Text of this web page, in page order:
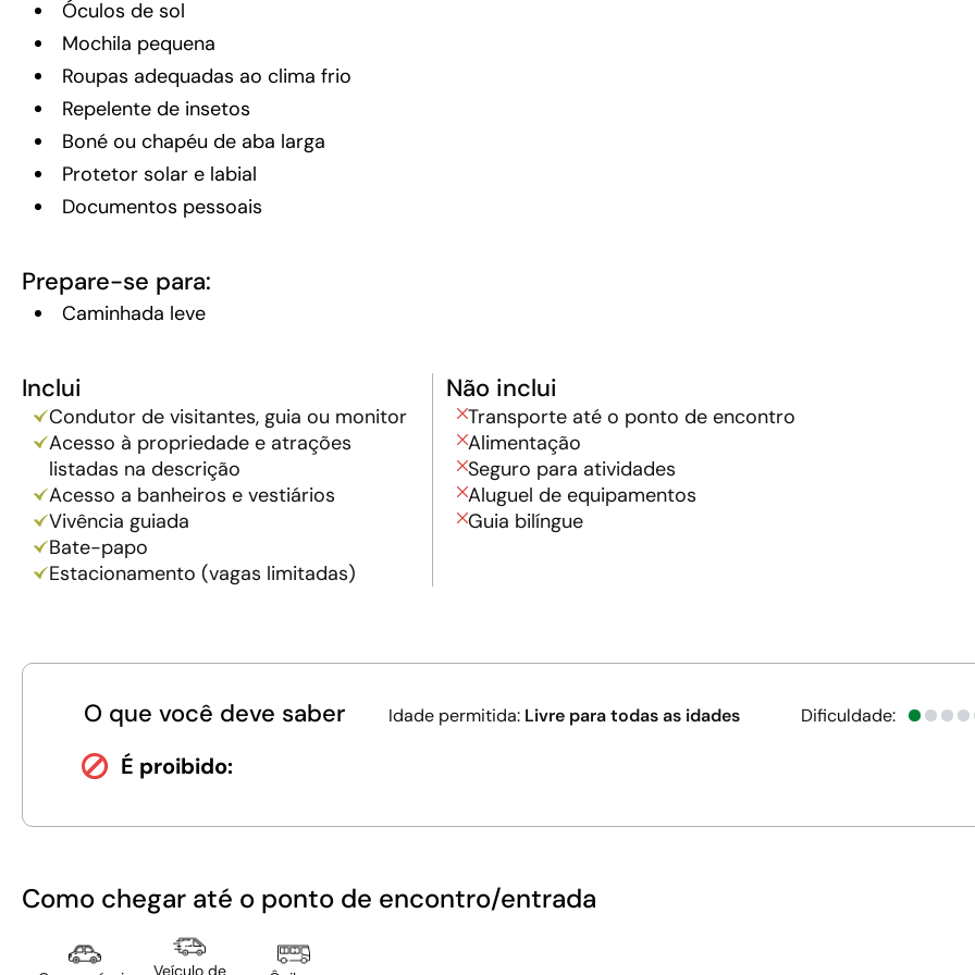
Óculos de sol
Mochila pequena
Roupas adequadas ao clima frio
Repelente de insetos
Boné ou chapéu de aba larga
Protetor solar e labial
Documentos pessoais
Prepare-se para:
Caminhada leve
Inclui
Condutor de visitantes, guia ou monitor
Acesso à propriedade e atrações
listadas na descrição
Acesso a banheiros e vestiários
Vivência guiada
Bate-papo
Estacionamento (vagas limitadas)
Não inclui
Transporte até o ponto de encontro
Alimentação
Seguro para atividades
Aluguel de equipamentos
Guia bilíngue
O que você deve saber Idade permitida: Livre para todas as idades Dificuldade:
É proibido:
Como chegar até o ponto de encontro/entrada
Veículo de